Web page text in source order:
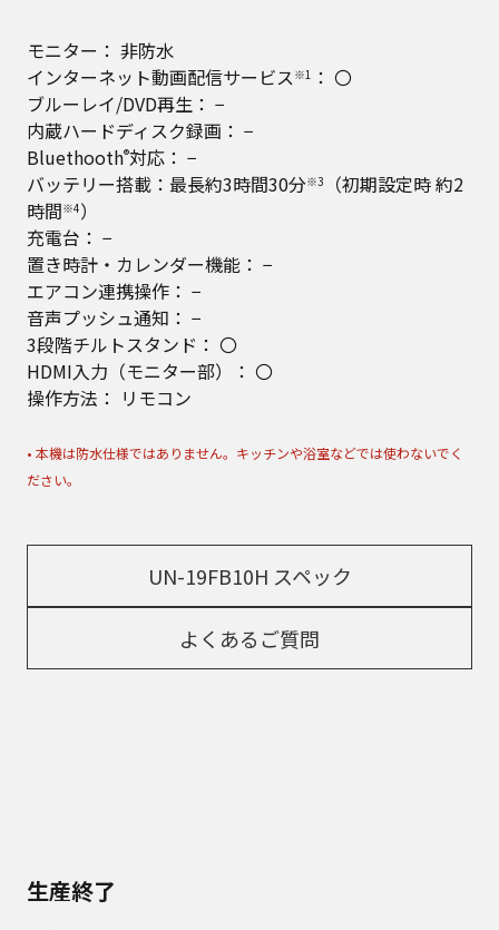
モニター： 非防水
インターネット動画配信サービス※1 ： 〇
ブルーレイ/DVD再生： −
内蔵ハードディスク録画： −
Bluethooth®対応： −
バッテリー搭載：最長約3時間30分※3
（初期設定時 約2
時間※4）
充電台： −
置き時計・カレンダー機能： −
エアコン連携操作： −
音声プッシュ通知： −
3段階チルトスタンド： 〇
HDMI入力（モニター部）： 〇
操作方法： リモコン
• 本機は防水仕様ではありません。キッチンや浴室などでは使わないでく
ださい。
UN-19FB10H スペック
よくあるご質問
生産終了